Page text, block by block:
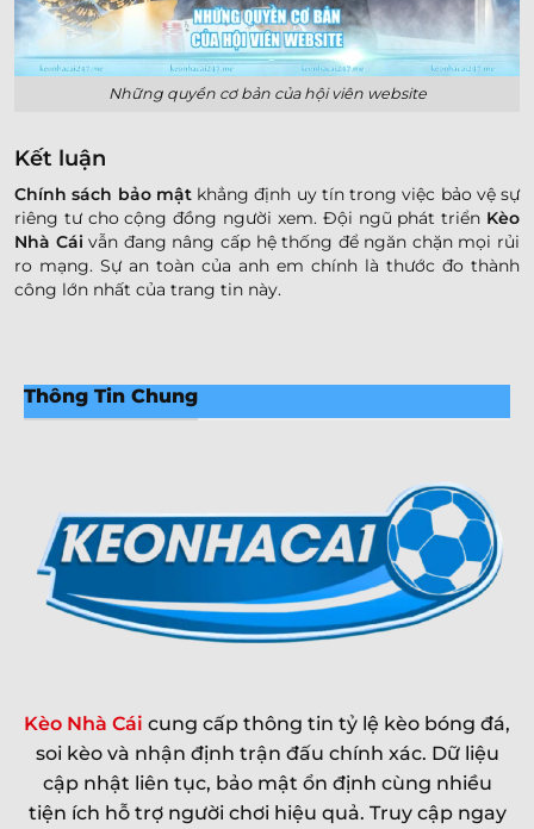
Những quyền cơ bản của hội viên website
Kết luận
Chính sách bảo mậtkhẳng định uy tín trong việc bảo vệ sự
riêng tư cho cộng đồng người xem. Đội ngũ phát triển Kèo
Nhà Cái vẫn đang nâng cấp hệ thống để ngăn chặn mọi rủi
ro mạng. Sự an toàn của anh em chính là thước đo thành
công lớn nhất của trang tin này.
Thông Tin Chung
Kèo Nhà Cái cung cấp thông tin tỷ lệ kèo bóng đá,
soi kèo và nhận định trận đấu chính xác. Dữ liệu
cập nhật liên tục, bảo mật ổn định cùng nhiều
tiện ích hỗ trợ người chơi hiệu quả. Truy cập ngay